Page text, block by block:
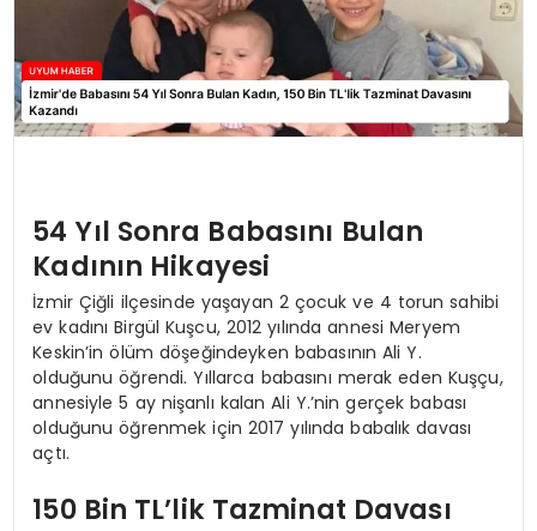
54 Yıl Sonra Babasını Bulan
Kadının Hikayesi
İzmir Çiğli ilçesinde yaşayan 2 çocuk ve 4 torun sahibi
ev kadını Birgül Kuşcu, 2012 yılında annesi Meryem
Keskin’in ölüm döşeğindeyken babasının Ali Y.
olduğunu öğrendi. Yıllarca babasını merak eden Kuşçu,
annesiyle 5 ay nişanlı kalan Ali Y.’nin gerçek babası
olduğunu öğrenmek için 2017 yılında babalık davası
açtı.
150 Bin TL’lik Tazminat Davası